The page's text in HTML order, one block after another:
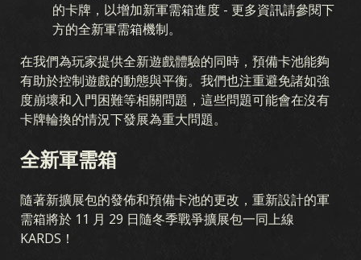
的卡牌，以增加新軍需箱進度 - 更多資訊請參閱下
方的全新軍需箱機制。
在我們為玩家提供全新遊戲體驗的同時，預備卡池能夠
有助於控制遊戲的動態與平衡。我們也注重避免諸如強
度崩壞和入門困難等相關問題，這些問題可能會在沒有
卡牌輪換的情況下發展為重大問題。
全新軍需箱
隨著新擴展包的發佈和預備卡池的更改，重新設計的軍
需箱將於 11 月 29 日隨冬季戰爭擴展包一同上線
KARDS！